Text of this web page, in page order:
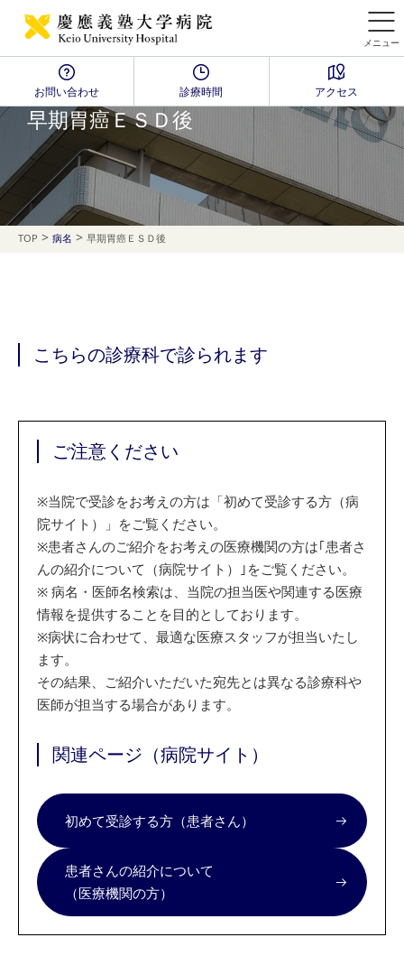
メニュー
お問い合わせ 診療時間 アクセス
Disease Name Search
早期胃癌ＥＳＤ後
TOP > 病名 > 早期胃癌ＥＳＤ後
こちらの診療科で診られます
ご注意ください
※当院で受診をお考えの方は「初めて受診する方（病
院サイト）」をご覧ください。
※患者さんのご紹介をお考えの医療機関の方は｢患者さ
んの紹介について（病院サイト）｣をご覧ください。
※ 病名・医師名検索は、当院の担当医や関連する医療
情報を提供することを目的としております。
※病状に合わせて、最適な医療スタッフが担当いたし
ます。
その結果、ご紹介いただいた宛先とは異なる診療科や
医師が担当する場合があります。
関連ページ（病院サイト）
初めて受診する方（患者さん）
患者さんの紹介について
（医療機関の方）